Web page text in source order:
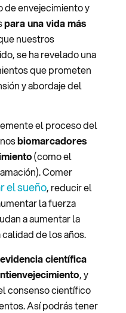
envejecimiento y
para una vida más
nuestros
se ha revelado una
que prometen
y abordaje del
el proceso del
biomarcadores
(como el
Comer
el sueño, reducir el
la fuerza
a aumentar la
de los años.
científica
, y
consenso científico
Así podrás tener